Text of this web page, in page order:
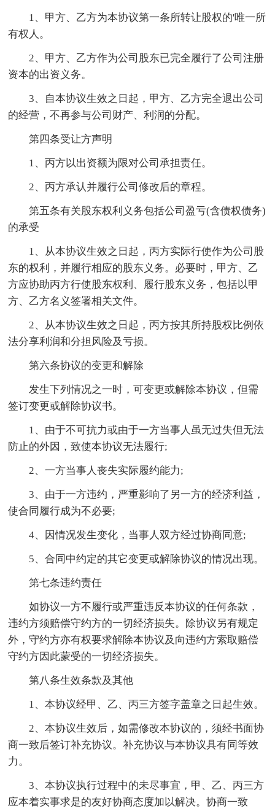
1、甲方、乙方为本协议第一条所转让股权的'唯一所
有权人。
2、甲方、乙方作为公司股东已完全履行了公司注册
资本的出资义务。
3、自本协议生效之日起，甲方、乙方完全退出公司
的经营，不再参与公司财产、利润的分配。
第四条受让方声明
1、丙方以出资额为限对公司承担责任。
2、丙方承认并履行公司修改后的章程。
第五条有关股东权利义务包括公司盈亏(含债权债务)
的承受
1、从本协议生效之日起，丙方实际行使作为公司股
东的权利，并履行相应的股东义务。必要时，甲方、乙
方应协助丙方行使股东权利、履行股东义务，包括以甲
方、乙方名义签署相关文件。
2、从本协议生效之日起，丙方按其所持股权比例依
法分享利润和分担风险及亏损。
第六条协议的变更和解除
发生下列情况之一时，可变更或解除本协议，但需
签订变更或解除协议书。
1、由于不可抗力或由于一方当事人虽无过失但无法
防止的外因，致使本协议无法履行;
2、一方当事人丧失实际履约能力;
3、由于一方违约，严重影响了另一方的经济利益，
使合同履行成为不必要;
4、因情况发生变化，当事人双方经过协商同意;
5、合同中约定的其它变更或解除协议的情况出现。
第七条违约责任
如协议一方不履行或严重违反本协议的任何条款，
违约方须赔偿守约方的一切经济损失。除协议另有规定
外，守约方亦有权要求解除本协议及向违约方索取赔偿
守约方因此蒙受的一切经济损失。
第八条生效条款及其他
1、本协议经甲、乙、丙三方签字盖章之日起生效。
2、本协议生效后，如需修改本协议的，须经书面协
商一致后签订补充协议。补充协议与本协议具有同等效
力。
3、本协议执行过程中的未尽事宜，甲、乙、丙三方
应本着实事求是的友好协商态度加以解决。协商一致